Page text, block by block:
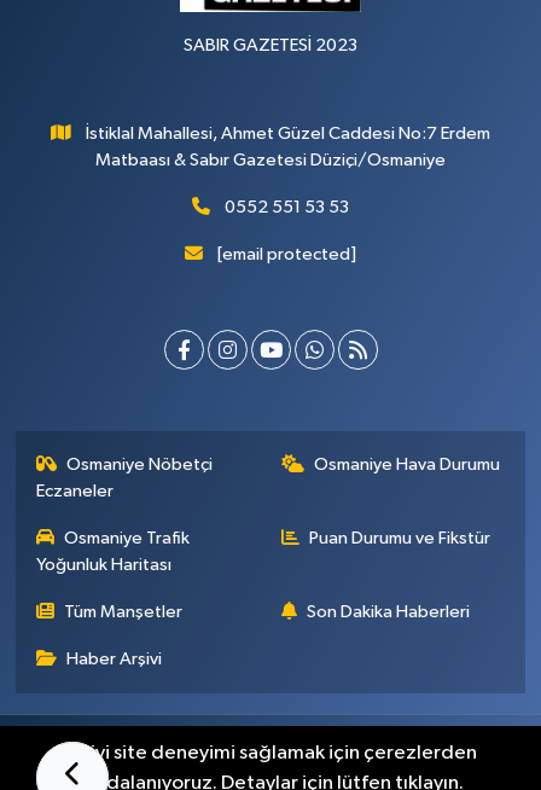
SABIR GAZETESİ 2023
İstiklal Mahallesi, Ahmet Güzel Caddesi No:7 Erdem
Matbaası & Sabır Gazetesi Düziçi/Osmaniye
0552 551 53 53
[email protected]
Osmaniye Nöbetçi
Eczaneler
Osmaniye Hava Durumu
Osmaniye Trafik
Yoğunluk Haritası
Puan Durumu ve Fikstür
Tüm Manşetler Son Dakika Haberleri
Haber Arşivi
Künye İletişim Gizlilik Sözleşmesi
En iyi site deneyimi sağlamak için çerezlerden
faydalanıyoruz. Detaylar için lütfen tıklayın.